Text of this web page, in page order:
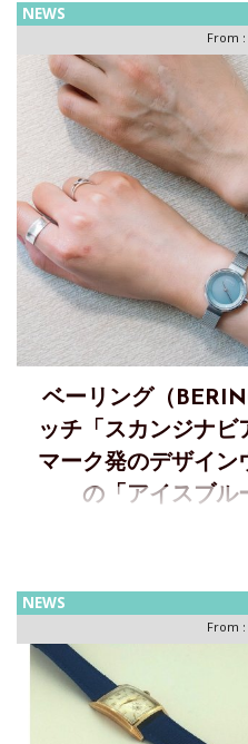
NEWS
From :
ベーリング（
ッチ「スカンジナビ
マーク発のデザイン
の「アイスブル
BERINGから北極の氷河が
とったソーラーウォッチ
NEWS
From :